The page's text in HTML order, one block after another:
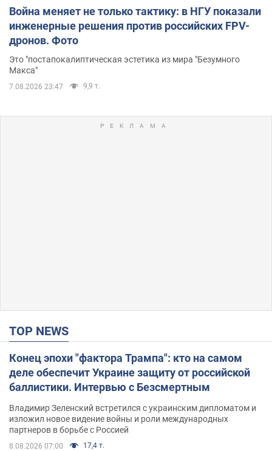
Война меняет не только тактику: в НГУ показали
инженерные решения против российских FPV-
дронов. Фото
Это "постапокалиптическая эстетика из мира "Безумного
Макса"
7.08.2026 23:47 9,9 т.
TOP NEWS
Конец эпохи "фактора Трампа": кто на самом
деле обеспечит Украине защиту от российской
баллистики. Интервью с Безсмертным
Владимир Зеленский встретился с украинским дипломатом и
изложил новое видение войны и роли международных
партнеров в борьбе с Россией
8.08.2026 07:00 17,4 т.